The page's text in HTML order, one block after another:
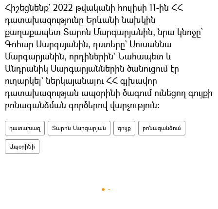
Հիշեցնենք` 2022 թվականի հուլիսի 11-ին ՀՀ
դատախազությունը Երևանի նախկին
քաղաքապետ Տարոն Մարգարյանին, նրա կնոջը՝
Գոհար Սարգսյանին, դստերը` Սուսաննա
Մարգարյանին, որդիներին` Նահապետ և
Անդրանիկ Մարգարյաններին ծանուցում էր
ուղարկել` ներկայանալու ՀՀ գլխավոր
դատախազության ապօրինի ծագում ունեցող գույքի
բռնագանձման գործերով վարչություն:
դատախազ Տարոն Մարգարյան գույք բռնագանձում
Ապօրինի